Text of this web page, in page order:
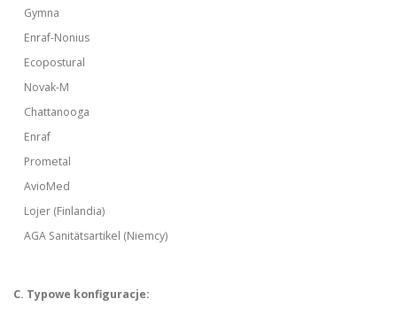
Gymna
Enraf-Nonius
Ecopostural
Novak-M
Chattanooga
Enraf
Prometal
AvioMed
Lojer (Finlandia)
AGA Sanitätsartikel (Niemcy)
C. Typowe konfiguracje: